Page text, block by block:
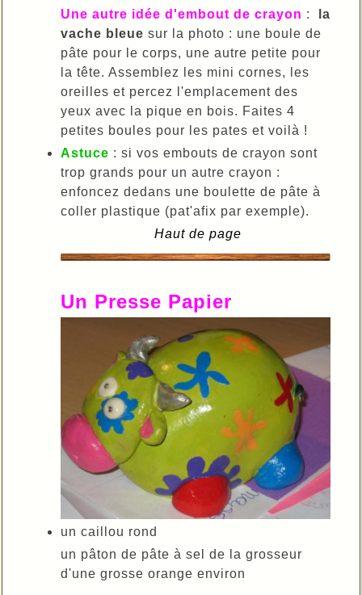
Une autre idée d'embout de crayon :
la
vache bleue sur la photo : une boule de
pâte pour le corps, une autre petite pour
la tête. Assemblez les mini cornes, les
oreilles et percez l'emplacement des
yeux avec la pique en bois. Faites 4
petites boules pour les pates et voilà !
Astuce : si vos embouts de crayon sont
trop grands pour un autre crayon :
enfoncez dedans une boulette de pâte à
coller plastique (pat'afix par exemple).
Haut de page
Un Presse Papier
un caillou rond
un pâton de pâte à sel de la grosseur
d'une grosse orange environ